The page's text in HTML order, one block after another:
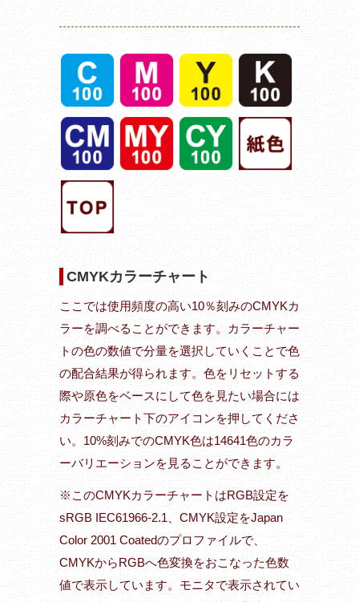
CMYKカラーチャート
ここでは使用頻度の高い10％刻みのCMYKカ
ラーを調べることができます。カラーチャー
トの色の数値で分量を選択していくことで色
の配合結果が得られます。色をリセットする
際や原色をベースにして色を見たい場合には
カラーチャート下のアイコンを押してくださ
い。10%刻みでのCMYK色は14641色のカラ
ーバリエーションを見ることができます。
※このCMYKカラーチャートはRGB設定を
sRGB IEC61966-2.1、CMYK設定をJapan
Color 2001 Coatedのプロファイルで、
CMYKからRGBへ色変換をおこなった色数
値で表示しています。モニタで表示されてい